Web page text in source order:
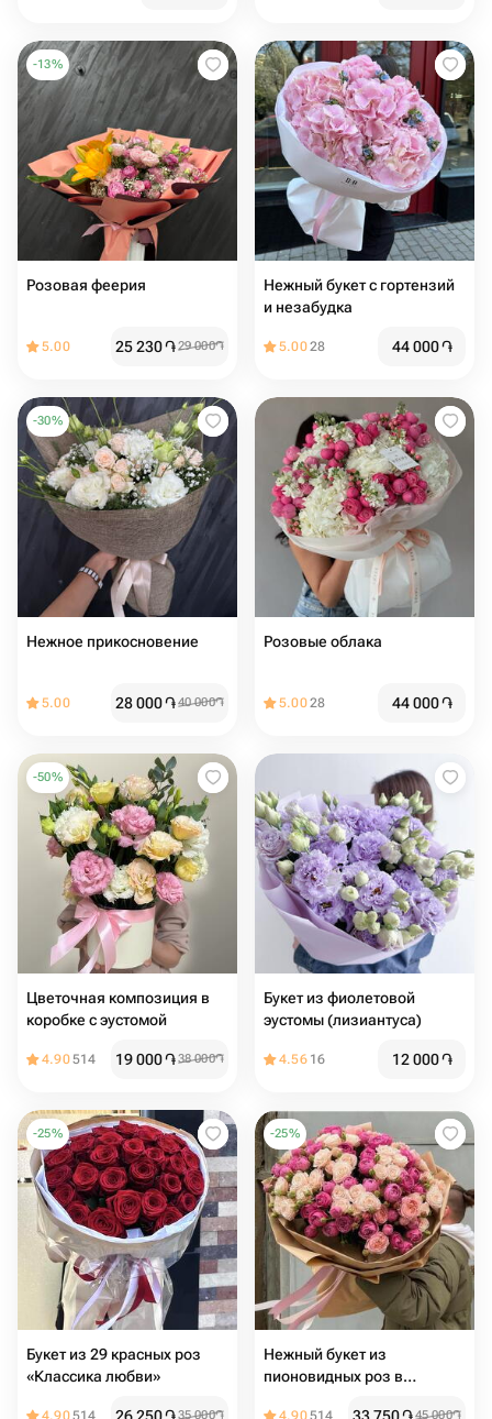
-13%
Розовая феерия
5.00 25 230֏29 000֏
Нежный букет с гортензий
и незабудка
5.0028 44 000֏
-30%
Нежное прикосновение
5.00 28 000֏40 000֏
Розовые облака
5.0028 44 000֏
-50%
Цветочная композиция в
коробке с эустомой
4.90514 19 000֏38 000֏
Букет из фиолетовой
эустомы (лизиантуса)
4.56 16 12 000֏
-25%
Букет из 29 красных роз
«Классика любви»
4.90514 35 000֏
-25%
Нежный букет из
пионовидных роз в
4.90514 45 000֏